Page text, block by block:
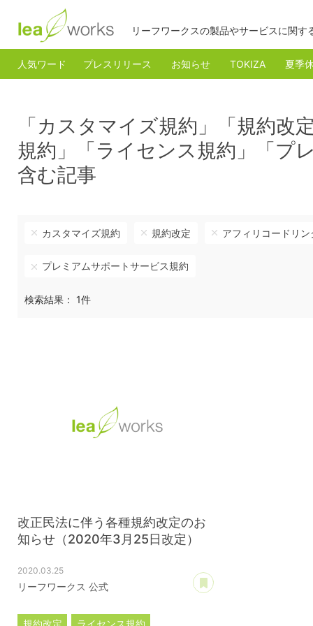
リーフワークスの製品やサービスに関
人気ワード プレスリリース お知らせ TOKIZA 夏季
「カスタマイズ規約」「規約
規約」「ライセンス規約」「プ
含む記事
カスタマイズ規約 規約改定 アフィリコードリ
プレミアムサポートサービス規約
検索結果： 1件
改正民法に伴う各種規約改定のお
知らせ（2020年3月25日改定）
2020.03.25
リーフワークス 公式
規約改定
ライセンス規約